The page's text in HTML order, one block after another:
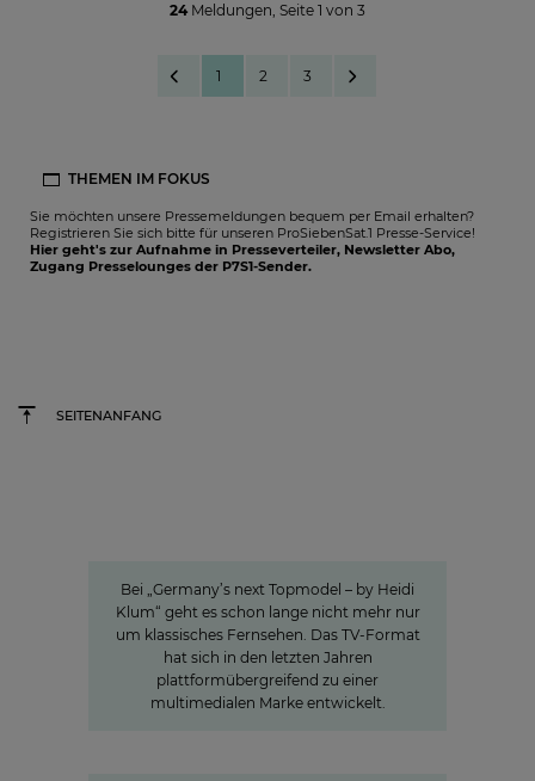
24 Meldungen, Seite 1 von 3
1 2 3
THEMEN IM FOKUS
Sie möchten unsere Pressemeldungen bequem per Email erhalten?
Registrieren Sie sich bitte für unseren ProSiebenSat.1 Presse-Service!
Hier geht's zur Aufnahme in Presseverteiler, Newsletter Abo,
Zugang Presselounges der P7S1-Sender.
SEITENANFANG
Bei „Germany’s next Topmodel – by Heidi
Klum“ geht es schon lange nicht mehr nur
um klassisches Fernsehen. Das TV-Format
hat sich in den letzten Jahren
plattformübergreifend zu einer
multimedialen Marke entwickelt.